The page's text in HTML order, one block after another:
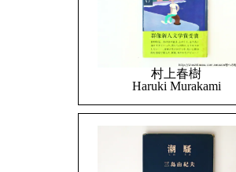
村上春樹
Haruki Murakami